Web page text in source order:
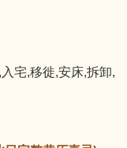
宅,移徙,安床,拆卸,